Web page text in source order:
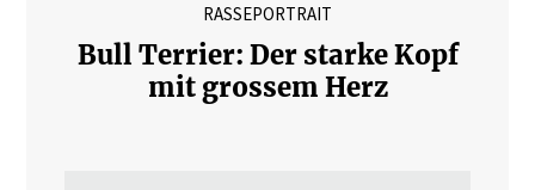
RASSEPORTRAIT
Bull Terrier: Der starke Kopf
mit grossem Herz